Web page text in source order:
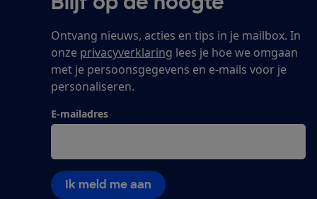
Ontvang nieuws, acties en tips in je mailbox. In
onze privacyverklaring lees je hoe we omgaan
met je persoonsgegevens en e-mails voor je
personaliseren.
E-mailadres
Ik meld me aan